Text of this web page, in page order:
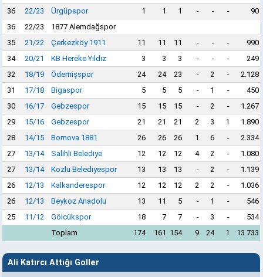
36
22/23 Ürgüpspor 1 1 1 - - -
90
36
22/23
1877 Alemdağspor
35
21/22 Çerkezköy 1911 11 11 11 - - -
990
34
20/21 KB Hereke Yıldız 3 3 3 - - -
249
32
18/19 Ödemişspor 24 24 23 - 2 -
2.128
31
17/18 Bigaspor 5 5 5 - 1 -
450
30
16/17 Gebzespor 15 15 15 - 2 -
1.267
29
15/16 Gebzespor 21 21 21 2 3 1
1.890
28
14/15 Bornova 1881 26 26 26 1 6 -
2.334
27
13/14 Salihli Belediye 12 12 12 4 2 -
1.080
27
13/14 Kozlu Belediyespor 13 13 13 - 2 -
1.139
26
12/13 Kalkanderespor 12 12 12 2 2 -
1.036
26
12/13 Beykoz Anadolu 13 11 5 - 1 -
546
25
11/12 Gölcükspor 18 7 7 - 3 -
534
Toplam
174 161 154 9 24 1 13.733
Ali Katırcı Attığı Goller